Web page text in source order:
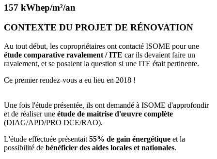
157 kWhep/m²/an
CONTEXTE DU PROJET DE RÉNOVATION
Au tout début, les copropriétaires ont contacté ISOME pour une
étude comparative ravalement / ITE car ils devaient faire un
ravalement, et se posaient la question si une ITE était pertinente.
Ce premier rendez-vous a eu lieu en 2018 !
Une fois l'étude présentée, ils ont demandé à ISOME d'approfondir
et de réaliser une étude de maitrise d'œuvre complète
(DIAG/APD/PRO DCE/RAO).
L'étude effectuée présentait 55% de gain énergétique et la
possibilité de bénéficier des aides locales et nationales.